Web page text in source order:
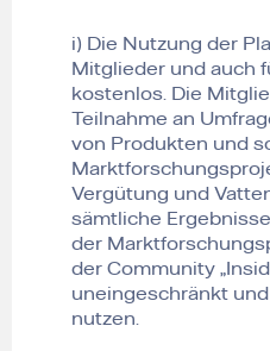
i) Die Nutzung der
Mitglieder und auch
kostenlos. Die
Teilnahme an
von Produkten und
Vergütung und
sämtliche
der
der Community
uneingeschränkt
nutzen.